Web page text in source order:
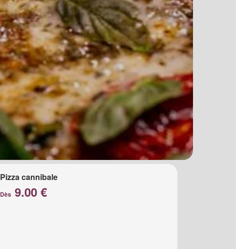
Pizza cannibale
Dès 9.00 €